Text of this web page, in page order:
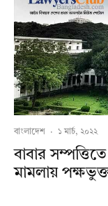
বাংলাদেশ · ১ মার্চ, ২০২২
বাবার
মামলায়